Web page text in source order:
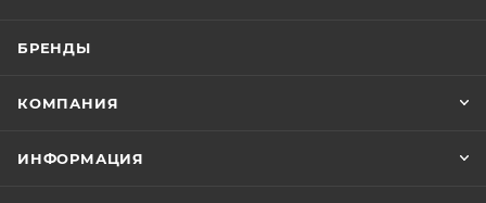
БРЕНДЫ
КОМПАНИЯ
ИНФОРМАЦИЯ